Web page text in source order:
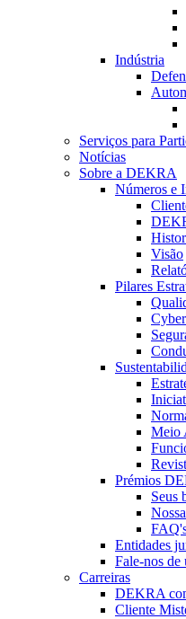
Indústria
Serviços para
Notícias
Sobre a DEKRA
Números e
Visão
Pilares
Meio
Prémios
Seus
Entidades
Fale-nos de
Carreiras
DEKRA
Cliente